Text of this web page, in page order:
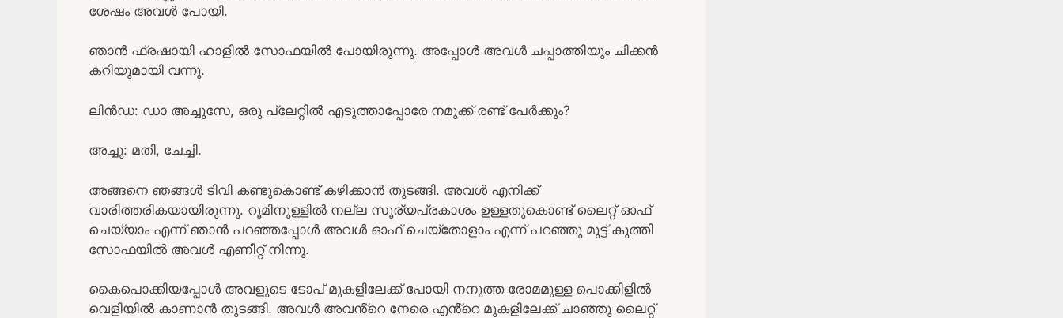
ശേഷം അവൾ പോയി.
ഞാൻ ഫ്രഷായി ഹാളിൽ സോഫയിൽ പോയിരുന്നു. അപ്പോൾ അവൾ ചപ്പാത്തിയും ചിക്കൻ
കറിയുമായി വന്നു.
ലിൻഡ: ഡാ അച്ചുസേ, ഒരു പ്ലേറ്റിൽ എടുത്താപ്പോരേ നമുക്ക് രണ്ട് പേർക്കും?
അച്ചു: മതി, ചേച്ചി.
അങ്ങനെ ഞങ്ങൾ ടിവി കണ്ടുകൊണ്ട് കഴിക്കാൻ തുടങ്ങി. അവൾ എനിക്ക്
വാരിത്തരികയായിരുന്നു. റൂമിനുള്ളിൽ നല്ല സൂര്യപ്രകാശം ഉള്ളതുകൊണ്ട് ലൈറ്റ് ഓഫ്‌
ചെയ്യാം എന്ന് ഞാൻ പറഞ്ഞപ്പോൾ അവൾ ഓഫ്‌ ചെയ്തോളാം എന്ന് പറഞ്ഞു മുട്ട് കുത്തി
സോഫയിൽ അവൾ എണീറ്റ് നിന്നു.
കൈപൊക്കിയപ്പോൾ അവളുടെ ടോപ് മുകളിലേക്ക് പോയി നനുത്ത രോമമുള്ള പൊക്കിളിൽ
വെളിയിൽ കാണാൻ തുടങ്ങി. അവൾ അവൻ്റെ നേരെ എൻ്റെ മുകളിലേക്ക് ചാഞ്ഞു ലൈറ്റ്